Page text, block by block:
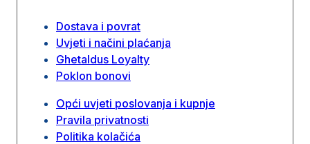
Dostava i povrat
Uvjeti i načini plaćanja
Ghetaldus Loyalty
Poklon bonovi
Opći uvjeti poslovanja i kupnje
Pravila privatnosti
Politika kolačića